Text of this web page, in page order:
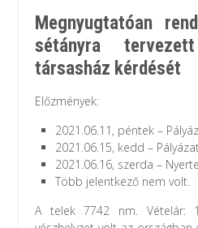
Megnyugtatóan
sétányra
társasház kérdését
Előzmények:
2021.06.11, péntek –
2021.06.15, kedd –
2021.06.16, szerda –
Több jelentkező nem volt.
A telek 7742 nm. Vételár: